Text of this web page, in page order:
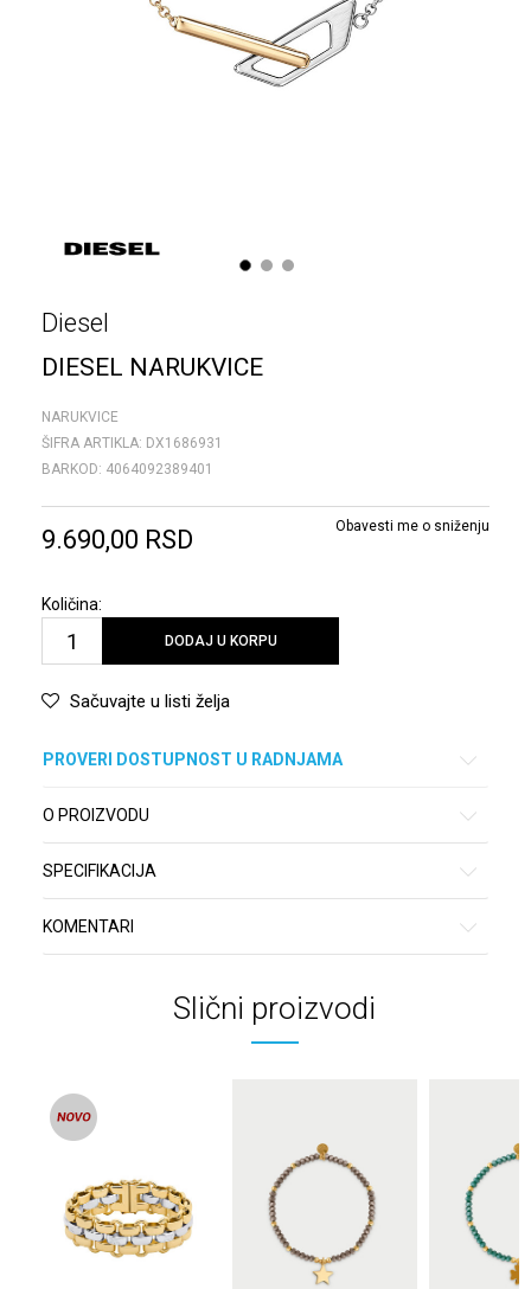
1 2 3
Diesel
DIESEL NARUKVICE
NARUKVICE
ŠIFRA ARTIKLA: DX1686931
BARKOD: 4064092389401
9.690,00 RSD Obavesti me o sniženju
Količina:
DODAJ U KORPU
Sačuvajte u listi želja
PROVERI DOSTUPNOST U RADNJAMA
O PROIZVODU
SPECIFIKACIJA
KOMENTARI
Slični proizvodi